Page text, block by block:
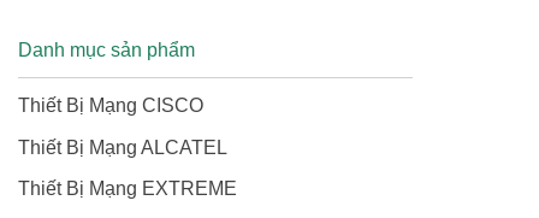
Danh mục sản phẩm
Thiết Bị Mạng CISCO
Thiết Bị Mạng ALCATEL
Thiết Bị Mạng EXTREME